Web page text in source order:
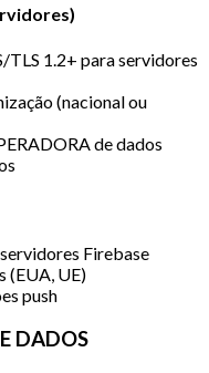
1.2+ para servidores
(nacional ou
de dados
Firebase
(EUA, UE)
push
DADOS